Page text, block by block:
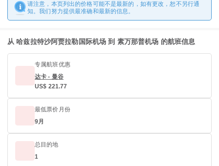
请注意，本页列出的价格可能不是最新的，如有更改，恕不另行通
知。我们努力提供最准确和最新的信息。
从 哈兹拉特沙阿贾拉勒国际机场 到 素万那普机场 的航班信息
专属航班优惠
达卡 - 曼谷
US$ 221.77
最低票价月份
9月
总目的地
1